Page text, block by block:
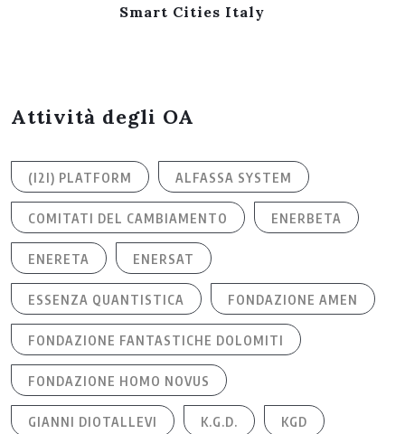
Smart Cities Italy
Attività degli OA
(I2I) PLATFORM ALFASSA SYSTEM
COMITATI DEL CAMBIAMENTO ENERBETA
ENERETA ENERSAT
ESSENZA QUANTISTICA FONDAZIONE AMEN
FONDAZIONE FANTASTICHE DOLOMITI
FONDAZIONE HOMO NOVUS
GIANNI DIOTALLEVI K.G.D. KGD